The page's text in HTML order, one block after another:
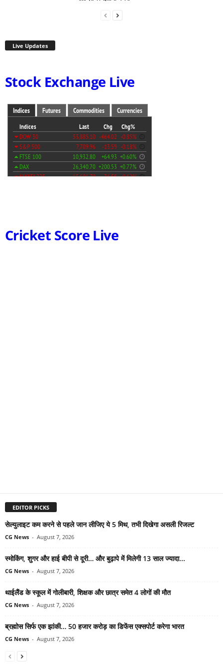
Live Updates
Stock Exchange Live
Cricket Score Live
EDITOR PICKS
सेल्युलाइट कम करने से पहले जान लीजिए ये 5 मिथ, तभी दिखेगा असली रिजल्ट
CG News - August 7, 2026
स्मोकिंग, शुगर और हाई बीपी से दूरी… और बुढ़ापे में मिलेगी 13 साल ज्यादा...
CG News - August 7, 2026
थाईलैंड के स्कूल में गोलीबारी, शिक्षक और छात्र समेत 4 लोगों की मौत
CG News - August 7, 2026
ब्रह्मोस सिर्फ एक झांकी… 50 हजार करोड़ का डिफेंस एक्सपोर्ट करेगा भारत
CG News - August 7, 2026